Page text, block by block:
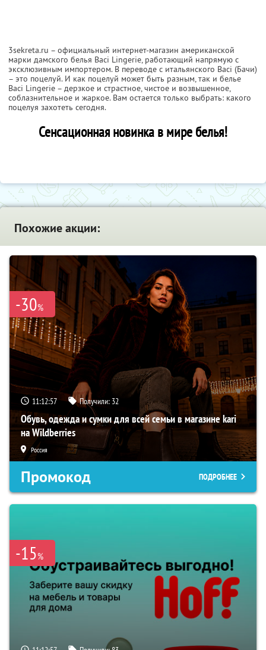
3sekreta.ru – официальный интернет-магазин американской
марки дамского белья Baci Lingerie, работающий напрямую с
эксклюзивным импортером. В переводе с итальянского Baci (Бачи)
– это поцелуй. И как поцелуй может быть разным, так и белье
Baci Lingerie – дерзкое и страстное, чистое и возвышенное,
соблазнительное и жаркое. Вам остается только выбрать: какого
поцелуя захотеть сегодня.
Сенсационная новинка в мире белья!
Похожие акции:
-30%
11:12:55 Получили: 32
Обувь, одежда и сумки для всей семьи в магазине kari
на Wildberries
Россия
Промокод ПОДРОБНЕЕ
-15%